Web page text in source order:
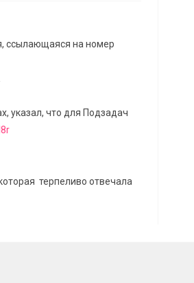
ссылающаяся на номер
указал, что для Подзадач
терпеливо отвечала